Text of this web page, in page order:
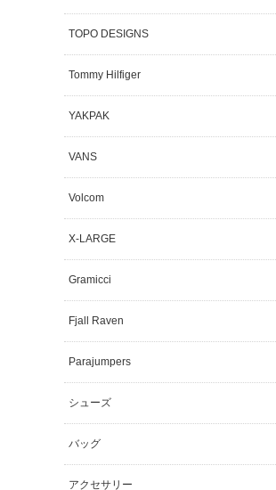
TOPO DESIGNS
Tommy Hilfiger
YAKPAK
VANS
Volcom
X-LARGE
Gramicci
Fjall Raven
Parajumpers
シューズ
バッグ
アクセサリー